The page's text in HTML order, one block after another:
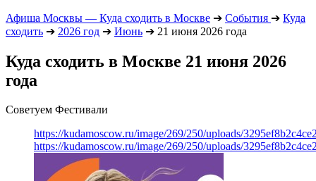
Афиша Москвы — Куда сходить в Москве ➔ События ➔ Куда
сходить ➔ 2026 год ➔ Июнь ➔ 21 июня 2026 года
Куда сходить в Москве 21 июня 2026
года
Советуем Фестивали
https://kudamoscow.ru/image/269/250/uploads/
https://kudamoscow.ru/image/269/250/uploads/